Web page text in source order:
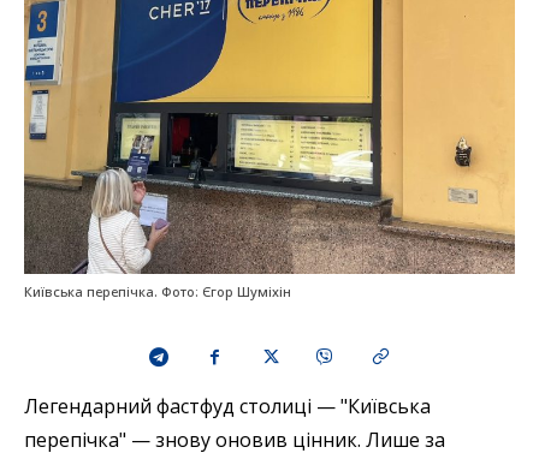
Київська перепічка. Фото: Єгор Шуміхін
Легендарний фастфуд столиці — "Київська
перепічка" — знову оновив цінник. Лише за